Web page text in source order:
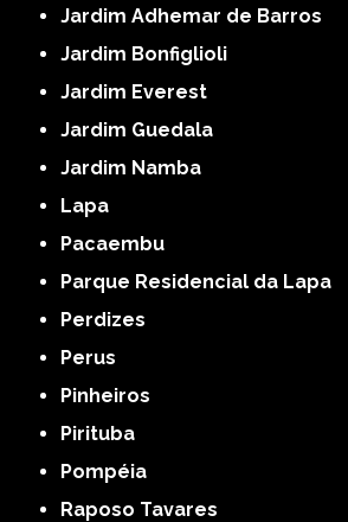
Jardim Adhemar de Barros
Jardim Bonfiglioli
Jardim Everest
Jardim Guedala
Jardim Namba
Lapa
Pacaembu
Parque Residencial da Lapa
Perdizes
Perus
Pinheiros
Pirituba
Pompéia
Raposo Tavares